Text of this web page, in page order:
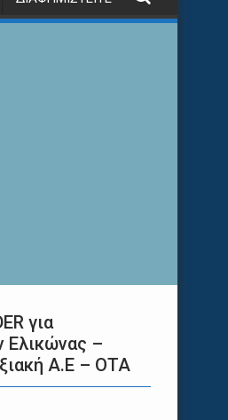
για
Ελικώνας –
Α.Ε – ΟΤΑ